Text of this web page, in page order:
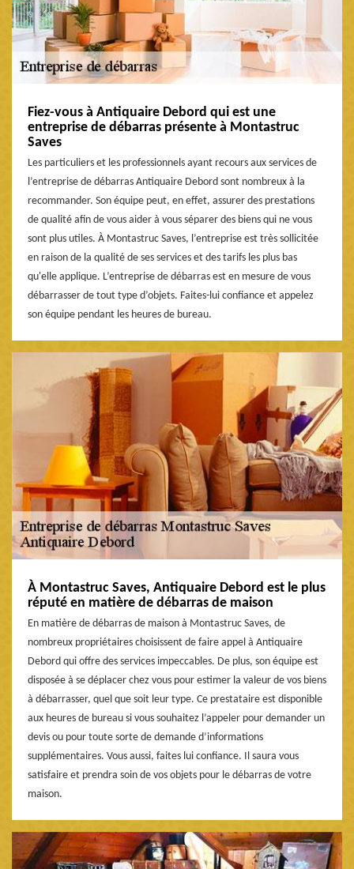
Fiez-vous à Antiquaire Debord qui est une
entreprise de débarras présente à Montastruc
Saves
Les particuliers et les professionnels ayant recours aux services de
l’entreprise de débarras Antiquaire Debord sont nombreux à la
recommander. Son équipe peut, en effet, assurer des prestations
de qualité afin de vous aider à vous séparer des biens qui ne vous
sont plus utiles. À Montastruc Saves, l’entreprise est très sollicitée
en raison de la qualité de ses services et des tarifs les plus bas
qu'elle applique. L’entreprise de débarras est en mesure de vous
débarrasser de tout type d’objets. Faites-lui confiance et appelez
son équipe pendant les heures de bureau.
À Montastruc Saves, Antiquaire Debord est le plus
réputé en matière de débarras de maison
En matière de débarras de maison à Montastruc Saves, de
nombreux propriétaires choisissent de faire appel à Antiquaire
Debord qui offre des services impeccables. De plus, son équipe est
disposée à se déplacer chez vous pour estimer la valeur de vos biens
à débarrasser, quel que soit leur type. Ce prestataire est disponible
aux heures de bureau si vous souhaitez l’appeler pour demander un
devis ou pour toute sorte de demande d’informations
supplémentaires. Vous aussi, faites lui confiance. Il saura vous
satisfaire et prendra soin de vos objets pour le débarras de votre
maison.